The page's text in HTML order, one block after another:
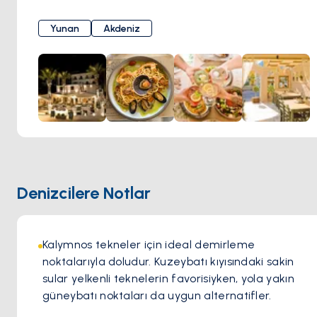
seçenekleri sunar.
Şef Stavros Choullis, Prego'nun arkasındaki kıdemli şef
olarak, birçok yıl boyunca Rodos'ta İtalyan odaklı bir otelde
sous-chef olarak çalışarak masaya geniş bir deneyim
getiriyor. İtalyan mutfağındaki uzmanlığı, menüde
geleneksel odun fırınında mükemmel bir şekilde pişirilmiş
geniş bir pasta ve pizza yelpazesi olarak ortaya çıkıyor.
Lezzetli mutfağının ötesinde, Prego Restoranı, davetkar ve
içten bir ortamda yemeklerinin tadını çıkarabilirler.
Yunan Akdeniz
Denizcilere Notlar
Kalymnos tekneler için ideal demirleme
noktalarıyla doludur. Kuzeybatı kıyısındaki sakin
sular yelkenli teknelerin favorisiyken, yola yakın
güneybatı noktaları da uygun alternatifler.